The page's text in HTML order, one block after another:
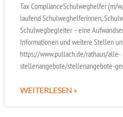
Tax ComplianceSchulweghelfer (m/
laufend Schulweghelferinnen,
Schulwegbegleiter – eine
Informationen und weitere Stellen
https://www.pullach.de/rathaus/alle-
stellenangebote/stellenangebote-
WEITERLESEN »